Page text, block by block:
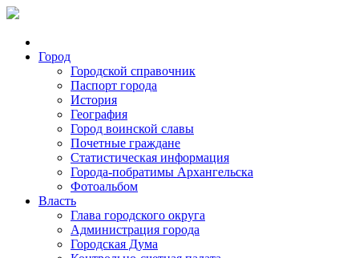
Город
Городской справочник
Паспорт города
История
География
Город воинской славы
Почетные граждане
Статистическая информация
Города-побратимы Архангельска
Фотоальбом
Власть
Глава городского округа
Администрация города
Городская Дума